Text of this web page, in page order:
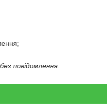
повідомлення.